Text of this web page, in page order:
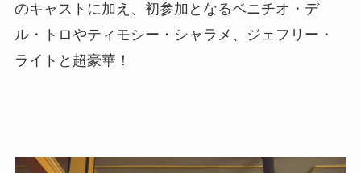
のキャストに加え、初参加となるベニチオ・デ
ル・トロやティモシー・シャラメ、ジェフリー・
ライトと超豪華！